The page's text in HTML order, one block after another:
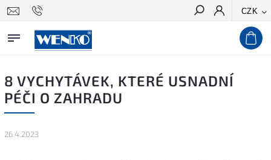
CZK
Hledat
8 VYCHYTÁVEK, KTERÉ USNADNÍ
PÉČI O ZAHRADU
26.4.2023